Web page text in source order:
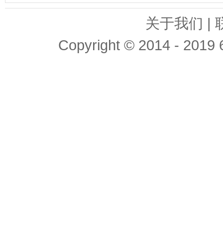
关于我们 |
Copyright © 2014 - 2019